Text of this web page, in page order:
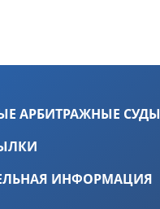
АРБИТРАЖНЫЕ СУДЫ
ИНФОРМАЦИЯ